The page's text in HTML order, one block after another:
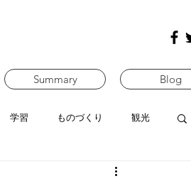
Summary Blog
学習 ものづくり 観光